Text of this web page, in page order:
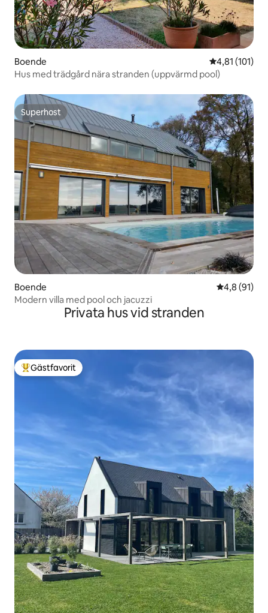
Boende 4,81 av 5 i
4,81 (101)
Hus med trädgård nära stranden (uppvärmd pool)
Superhost
Superhost
Boende 4,8 av 5 i
4,8 (91)
Modern villa med pool och jacuzzi
Privata hus vid stranden
Populär gästfavorit
Gästfavorit